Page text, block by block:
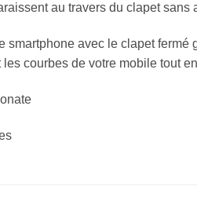
au travers du clapet sans
smartphone avec le clapet
courbes de votre mobile tout